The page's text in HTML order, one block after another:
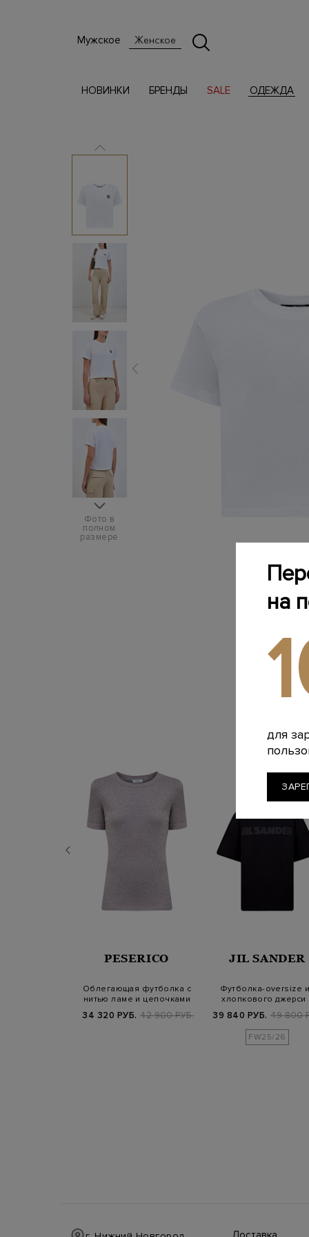
Мужское Женское
НОВИНКИ БРЕНДЫ SALE ОДЕЖДА
Фото в
полном
размере
PESERICO
Облегающая футболка с
нитью ламе и цепочками
34 320 РУБ. 42 900 РУБ.
JIL SANDER
Футболка-oversize
хлопкового джерси
39 840 РУБ. 49 800
FW25/26
на
для